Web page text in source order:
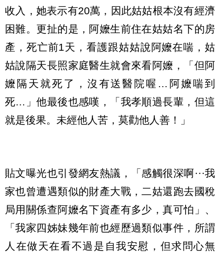
收入，她表示有20萬，因此姑姑根本沒有經濟
困難。更扯的是，阿嬤生前住在姑姑名下的房
產，死亡前1天，看護跟姑姑說阿嬤在喘，姑
姑說隔天長照家庭醫生就會來看阿嬤，「但阿
嬤隔天就死了，沒有送醫院喔…阿嬤喘到
死…」他最後也感嘆，「我孝順過長輩，但這
就是後果。未經他人苦，莫勸他人善！」
貼文曝光也引發網友熱議，「感觸很深啊⋯我
家也曾遭遇類似的財產大戰，二姑還跑去國稅
局用關係查阿嬤名下資產有多少，真可怕」、
「我家四姊妹幾年前也經歷過類似事件，所謂
人在做天在看不過是自我安慰，但求問心無